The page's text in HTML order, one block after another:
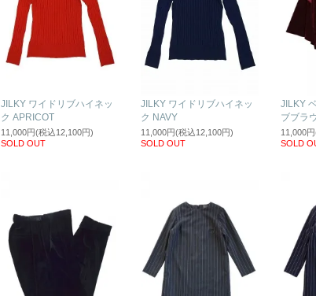
JILKY ワイドリブハイネッ
ク APRICOT
11,000円(税込12,100円)
SOLD OUT
JILKY ワイドリブハイネッ
ク NAVY
11,000円(税込12,100円)
SOLD OUT
JILKY
ブブラ
11,000
SOLD